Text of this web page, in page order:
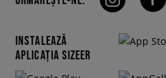
INSTALEAZĂ
APLICAȚIA SIZEER